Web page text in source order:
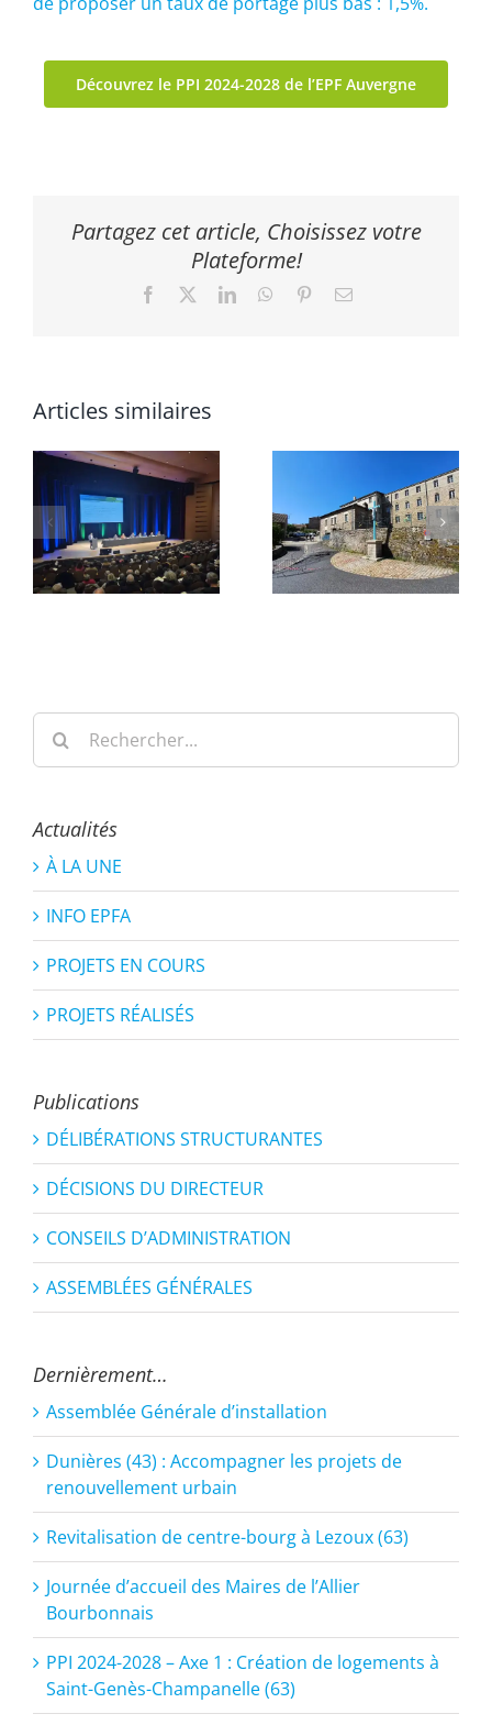
Découvrez le PPI 2024-2028 de l’EPF Auvergne
Partagez cet article, Choisissez votre
Plateforme!
Facebook LinkedInWhatsApp
PinterestEmail
Articles similaires
Rechercher:
Actualités
À LA UNE
INFO EPFA
PROJETS EN COURS
PROJETS RÉALISÉS
Publications
DÉLIBÉRATIONS STRUCTURANTES
DÉCISIONS DU DIRECTEUR
CONSEILS D’ADMINISTRATION
ASSEMBLÉES GÉNÉRALES
Dernièrement…
Assemblée Générale d’installation
Dunières (43) : Accompagner les projets de
renouvellement urbain
Revitalisation de centre-bourg à Lezoux (63)
Journée d’accueil des Maires de l’Allier
Bourbonnais
PPI 2024-2028 – Axe 1 : Création de logements à
Saint-Genès-Champanelle (63)